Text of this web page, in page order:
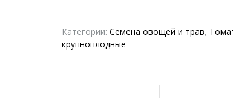
Категории: Семена овощей и трав,
крупноплодные